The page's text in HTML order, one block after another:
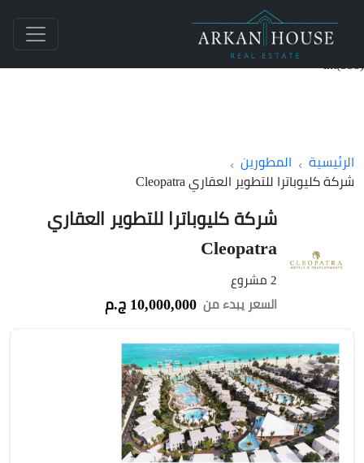
الرئيسية
المطورين
شركة كليوباترا للتطوير العقاري Cleopatra
شركة كليوباترا للتطوير العقاري
Cleopatra
2 مشروع
السعر يبدء من 10,000,000 ج.م